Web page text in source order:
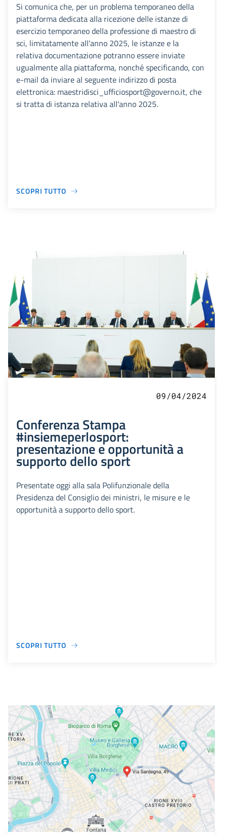
Si comunica che, per un problema temporaneo della
piattaforma dedicata alla ricezione delle istanze di
esercizio temporaneo della professione di maestro di
sci, limitatamente all'anno 2025, le istanze e la
relativa documentazione potranno essere inviate
ugualmente alla piattaforma, nonché specificando, con
e-mail da inviare al seguente indirizzo di posta
elettronica: maestridisci_ufficiosport@governo.it, che
si tratta di istanza relativa all'anno 2025.
SCOPRI TUTTO
09/04/2024
Conferenza Stampa
#insiemeperlosport:
presentazione e opportunità a
supporto dello sport
Presentate oggi alla sala Polifunzionale della
Presidenza del Consiglio dei ministri, le misure e le
opportunità a supporto dello sport.
SCOPRI TUTTO